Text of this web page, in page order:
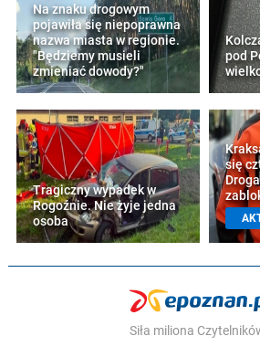
Na znaku drogowym
pojawiła się niepoprawna
nazwa miasta w regionie.
"Będziemy musieli
zmieniać dowody?"
pod
Tragiczny wypadek w
Rogoźnie. Nie żyje jedna
osoba
się
Siła miliona